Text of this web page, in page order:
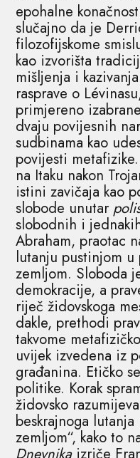
epohalne
slučajno da je
filozofijskome
kao izvorišta
mišljenja i
rasprave o
primjereno
dvaju povijesnih
sudbinama kao
povijesti
na Itaku nakon
istini zavičaja kao
slobode unutar
slobodnih i
Abraham, praotac
lutanju pustinjom
zemljom. Sloboda
demokracije, a
riječ židovskoga
dakle, prethodi
takvome
uvijek izvedena iz
građanina. Etičko
politike. Korak
židovsko
beskrajnoga
zemljom“, kako to
Dnevnika izriče